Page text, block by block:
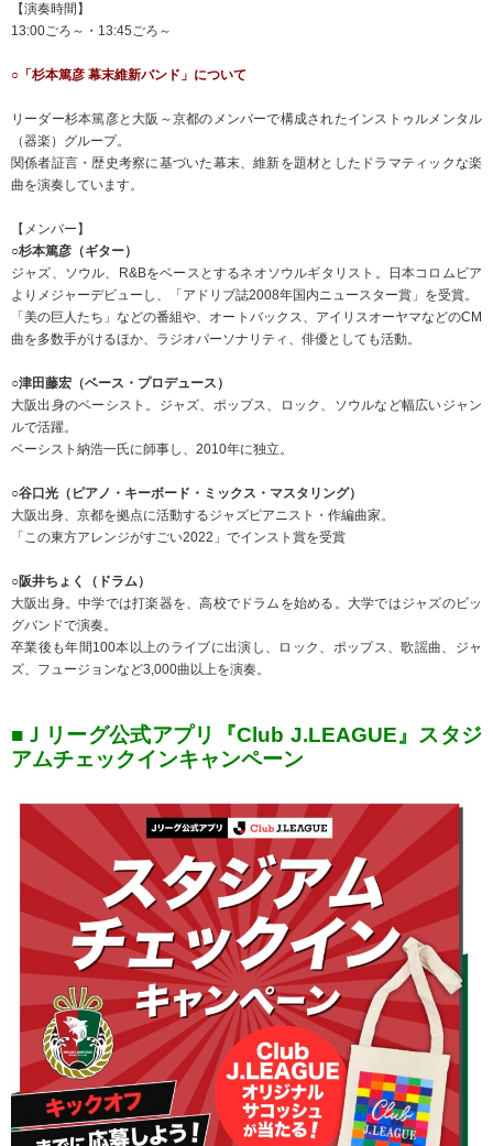
【演奏時間】
13:00ごろ～・13:45ごろ～
○「杉本篤彦 幕末維新バンド」について
リーダー杉本篤彦と大阪～京都のメンバーで構成されたインストゥルメンタル
（器楽）グループ。
関係者証言・歴史考察に基づいた幕末、維新を題材としたドラマティックな楽
曲を演奏しています。
【メンバー】
○杉本篤彦（ギター）
ジャズ、ソウル、R&Bをベースとするネオソウルギタリスト。日本コロムビア
よりメジャーデビューし、「アドリブ誌2008年国内ニュースター賞」を受賞。
「美の巨人たち」などの番組や、オートバックス、アイリスオーヤマなどのCM
曲を多数手がけるほか、ラジオパーソナリティ、俳優としても活動。
○津田藤宏（ベース・プロデュース）
大阪出身のベーシスト。ジャズ、ポップス、ロック、ソウルなど幅広いジャン
ルで活躍。
ベーシスト納浩一氏に師事し、2010年に独立。
○谷口光（ピアノ・キーボード・ミックス・マスタリング）
大阪出身、京都を拠点に活動するジャズピアニスト・作編曲家。
「この東方アレンジがすごい2022」でインスト賞を受賞
○阪井ちょく（ドラム）
大阪出身。中学では打楽器を、高校でドラムを始める。大学ではジャズのビッ
グバンドで演奏。
卒業後も年間100本以上のライブに出演し、ロック、ポップス、歌謡曲、ジャ
ズ、フュージョンなど3,000曲以上を演奏。
■Ｊリーグ公式アプリ『Club J.LEAGUE』スタジ
アムチェックインキャンペーン